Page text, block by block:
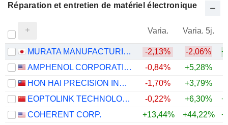
Réparation et entretien de matériel électronique
Varia. Varia. 5j.
MURATA MANUFACTURING CO., LTD. -2,13% -2,06%
AMPHENOL CORPORATION
-0,84% +5,28%
HON HAI PRECISION INDUSTRY CO., LTD.
-1,70% +3,79%
EOPTOLINK TECHNOLOGY INC., LTD.
-0,22% +6,30%
COHERENT CORP.
+13,44% +44,22%